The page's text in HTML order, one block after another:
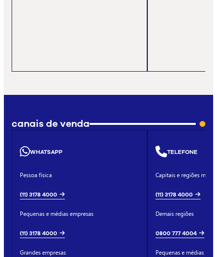
canais de venda
WHATSAPP
Pessoa física
(11) 3178 4000
Pequenas e médias empresas
(11) 3178 4000
Grandes empresas
TELEFONE
Capitais e regiões
(11) 3178 4000
Demais regiões
0800 777 4004
Pequenas e médias